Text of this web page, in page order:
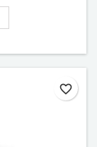
favorite_border